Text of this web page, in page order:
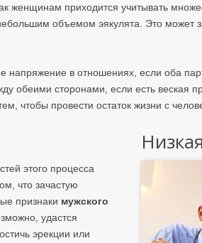
женщинам приходится учитывать
объемом эякулята. Это может
напряжение в отношениях, если оба
обеими сторонами, если есть веская
чтобы провести остаток жизни с
этого процесса
что зачастую
признаки мужского
удастся
эрекции или